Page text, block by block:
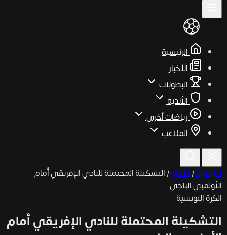
الرئيسية
الأخبار
البطولات
الأندية
رياضات أخرى
الملاعب
الرئيسية/الأخبار/التشكيلة المحتملة للنادي الإفريقي أمام
الأولمبي الباجي
الكرة التونسية
التشكيلة المحتملة للنادي الإفريقي أمام